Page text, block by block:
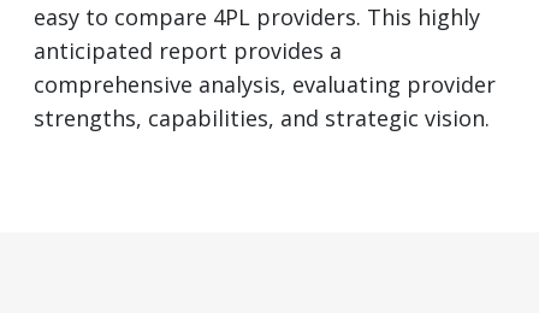
easy to compare 4PL providers. This highly
anticipated report provides a
comprehensive analysis, evaluating provider
strengths, capabilities, and strategic vision.